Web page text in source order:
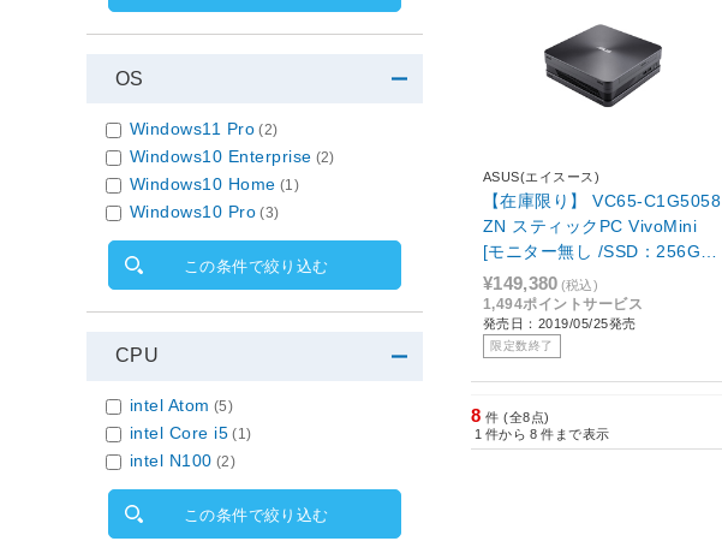
ASUS(エイスース)
【在庫限り】 VC65-C1G5058
ZN スティックPC VivoMini
[モニター無し /SSD：256GB /
メモリ：8GB /2019年5月モデ
ル]
¥149,380 (税込)
1,494ポイントサービス
発売日：2019/05/25発売
限定数終了
8 件 (全8点)
1 件から 8 件まで表示
OS
Windows11 Pro (2)
Windows10 Enterprise (2)
Windows10 Home (1)
Windows10 Pro (3)
この条件で絞り込む
CPU
intel Atom (5)
intel Core i5 (1)
intel N100 (2)
この条件で絞り込む